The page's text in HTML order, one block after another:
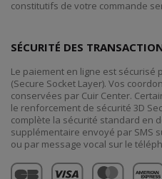
constitutifs de votre commande
SÉCURITÉ DES
Le paiement en ligne est sécurisé
(Secure Socket Layer). Vos
conservées par Cuir Center.
le renforcement de sécurité 3D
complète la sécurité standard en
supplémentaire envoyé par SMS
ou par message vocal sur le